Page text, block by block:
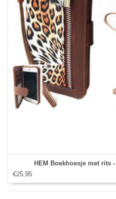
HEM Boekhoesje met rits
€25,95